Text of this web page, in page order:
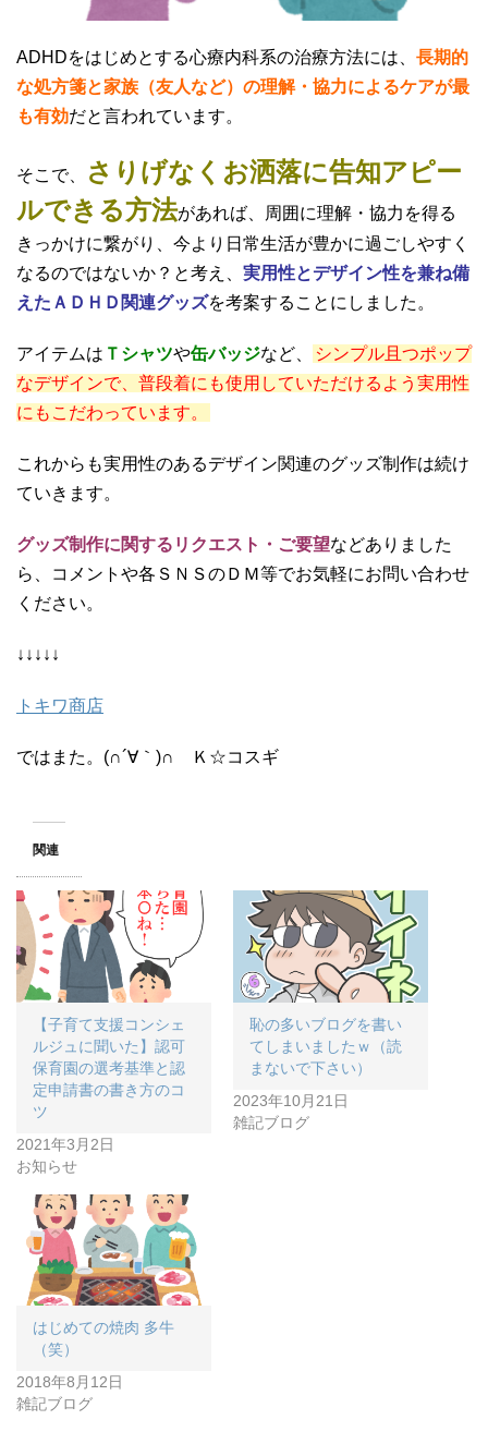
ADHDをはじめとする心療内科系の治療方法には、 長期的
な処方箋と家族（友人など）の理解・協力によるケアが最
も有効だと言われています。
そこで、
さりげなくお洒落に告知アピー
ルできる方法があれば、周囲に理解・協力を得る
きっかけに繋がり、今より日常生活が豊かに過ごしやすく
なるのではないか？と考え、 実用性とデザイン性を兼ね備
えたＡＤＨＤ関連グッズを考案することにしました。
アイテムは Ｔシャツや缶バッジなど、
シンプル且つポップ
なデザインで、普段着にも使用していただけるよう実用性
にもこだわっています。
これからも実用性のあるデザイン関連のグッズ制作は続け
ていきます。
グッズ制作に関するリクエスト・ご要望などありました
ら、コメントや各ＳＮＳのＤＭ等でお気軽にお問い合わせ
ください。
↓↓↓↓↓
トキワ商店
ではまた。(∩´∀｀)∩ Ｋ☆コスギ
関連
【子育て支援コンシェ
ルジュに聞いた】認可
保育園の選考基準と認
定申請書の書き方のコ
ツ
2021年3月2日
お知らせ
恥の多いブログを書い
てしまいましたｗ（読
まないで下さい）
2023年10月21日
雑記ブログ
はじめての焼肉 多牛
（笑）
2018年8月12日
雑記ブログ